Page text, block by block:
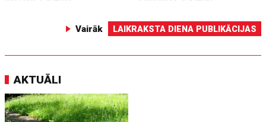
Vairāk LAIKRAKSTA DIENA PUBLIKĀCIJAS
AKTUĀLI